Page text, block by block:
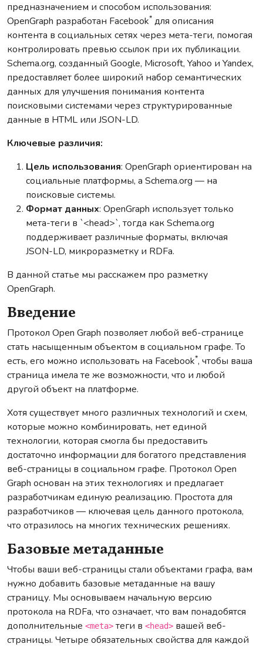
предназначением и способом использования:
OpenGraph разработан Facebook* для описания
контента в социальных сетях через мета-теги, помогая
контролировать превью ссылок при их публикации.
Schema.org, созданный Google, Microsoft, Yahoo и Yandex,
предоставляет более широкий набор семантических
данных для улучшения понимания контента
поисковыми системами через структурированные
данные в HTML или JSON-LD.
Ключевые различия:
Цель использования: OpenGraph ориентирован на
социальные платформы, а Schema.org — на
поисковые системы.
Формат данных: OpenGraph использует только
мета-теги в `<head>`, тогда как Schema.org
поддерживает различные форматы, включая
JSON-LD, микроразметку и RDFa.
В данной статье мы расскажем про разметку
OpenGraph.
Введение
Протокол Open Graph позволяет любой веб-странице
стать насыщенным объектом в социальном графе. То
есть, его можно использовать на Facebook*, чтобы ваша
страница имела те же возможности, что и любой
другой объект на платформе.
Хотя существует много различных технологий и схем,
которые можно комбинировать, нет единой
технологии, которая смогла бы предоставить
достаточно информации для богатого представления
веб-страницы в социальном графе. Протокол Open
Graph основан на этих технологиях и предлагает
разработчикам единую реализацию. Простота для
разработчиков — ключевая цель данного протокола,
что отразилось на многих технических решениях.
Базовые метаданные
Чтобы ваши веб-страницы стали объектами графа, вам
нужно добавить базовые метаданные на вашу
страницу. Мы основываем начальную версию
протокола на RDFa, что означает, что вам понадобятся
дополнительные <meta> теги в <head> вашей веб-
страницы. Четыре обязательных свойства для каждой